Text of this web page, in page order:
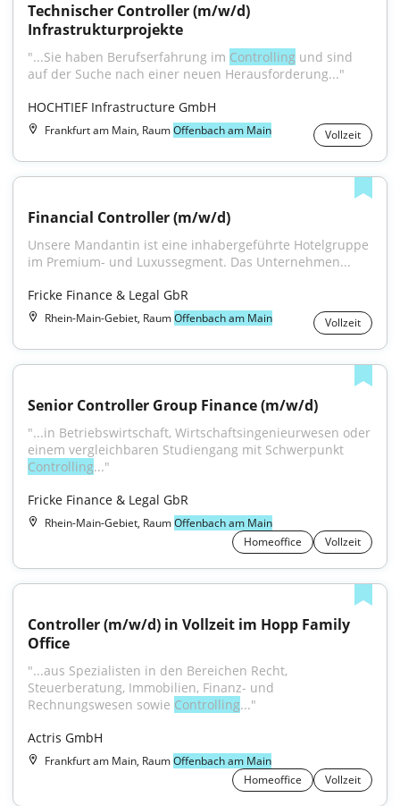
Technischer Controller (m/w/d)
Infrastrukturprojekte
"...Sie haben Berufserfahrung im Controlling und sind
auf der Suche nach einer neuen Herausforderung..."
HOCHTIEF Infrastructure GmbH
Frankfurt am Main, RaumOffenbach am Main Vollzeit
Financial Controller (m/w/d)
Unsere Mandantin ist eine inhabergeführte Hotelgruppe
im Premium- und Luxussegment. Das Unternehmen...
Fricke Finance & Legal GbR
Rhein-Main-Gebiet, RaumOffenbach am Main Vollzeit
Senior Controller Group Finance (m/w/d)
"...in Betriebswirtschaft, Wirtschaftsingenieurwesen oder
Controlling..."
Fricke Finance & Legal GbR
Rhein-Main-Gebiet, RaumOffenbach am Main
Homeoffice
Vollzeit
Controller (m/w/d) in Vollzeit im Hopp Family
Office
"...aus Spezialisten in den Bereichen Recht,
Steuerberatung, Immobilien, Finanz- und
Rechnungswesen sowie Controlling..."
Actris GmbH
Frankfurt am Main, RaumOffenbach am Main
Homeoffice
Vollzeit